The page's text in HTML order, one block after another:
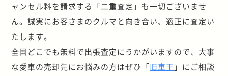
ャンセル料を請求する「二重査定」も一切ございませ
ん。誠実にお客さまのクルマと向き合い、適正に査定い
たします。
全国どこでも無料で出張査定にうかがいますので、大事
な愛車の売却先にお悩みの方はぜひ「旧車王 」にご相談